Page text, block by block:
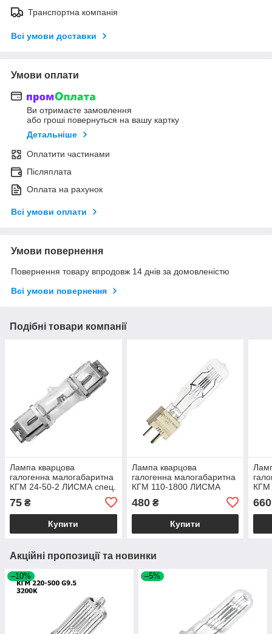
Транспортна компанія
Всі умови доставки
Умови оплати
Ви отримаєте замовлення
або гроші повернуться на вашу картку
Детальніше
Оплатити частинами
Післяплата
Оплата на рахунок
Всі умови оплати
Умови повернення
Повернення товару впродовж 14 днів за домовленістю
Всі умови повернення
Подібні товари компанії
Лампа кварцова
галогенна малогабаритна
КГМ 24-50-2 ЛИСМА спец.
75 ₴
Купити
Лампа кварцова
галогенна малогабаритна
КГМ 110-1800 ЛИСМА
480₴
Купити
КГМ
660
Акційні пропозиції та новинки
–10% –5%